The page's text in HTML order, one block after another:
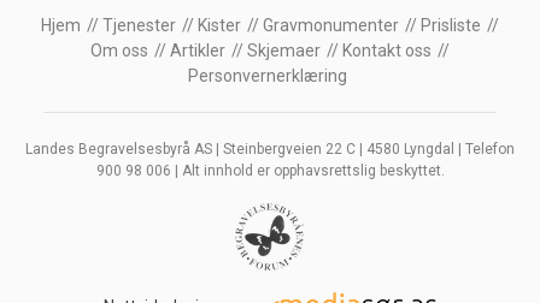
Hjem Tjenester Kister Gravmonumenter
Prisliste
Om oss
Artikler Skjemaer
Kontakt oss
Personvernerklæring
Landes Begravelsesbyrå AS | Steinbergveien 22 C | 4580 Lyngdal | Telefon
900 98 006 | Alt innhold er opphavsrettslig beskyttet.